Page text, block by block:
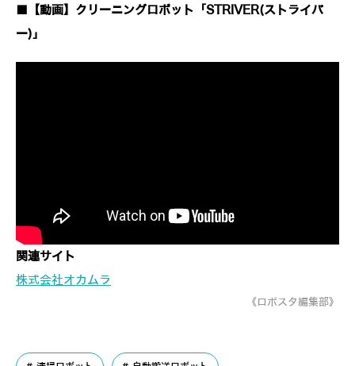
■【動画】クリーニングロボット「STRIVER(ストライバ
ー)」
関連サイト
株式会社オカムラ
《ロボスタ編集部》